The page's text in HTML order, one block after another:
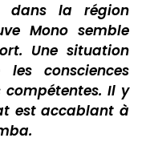
dans la région
Mono semble
Une situation
consciences
Il y
est accablant à